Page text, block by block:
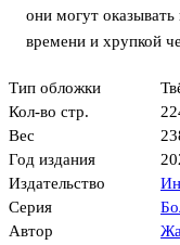
они могут
времени и хрупкой
Тип обложки
Кол-во стр.
Вес
Год издания
Издательство
Серия
Автор